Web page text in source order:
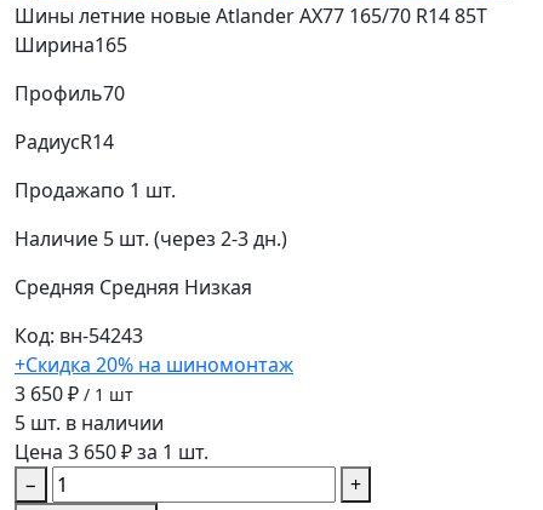
Шины летние новые Atlander AX77 165/70 R14 85T
Ширина165
Профиль70
РадиусR14
Продажапо 1 шт.
Наличие 5 шт. (через 2-3 дн.)
Средняя Средняя Низкая
Код: вн-54243
+Скидка 20% на шиномонтаж
3 650 ₽ / 1 шт
5 шт. в наличии
Цена 3 650 ₽ за 1 шт.
−
+